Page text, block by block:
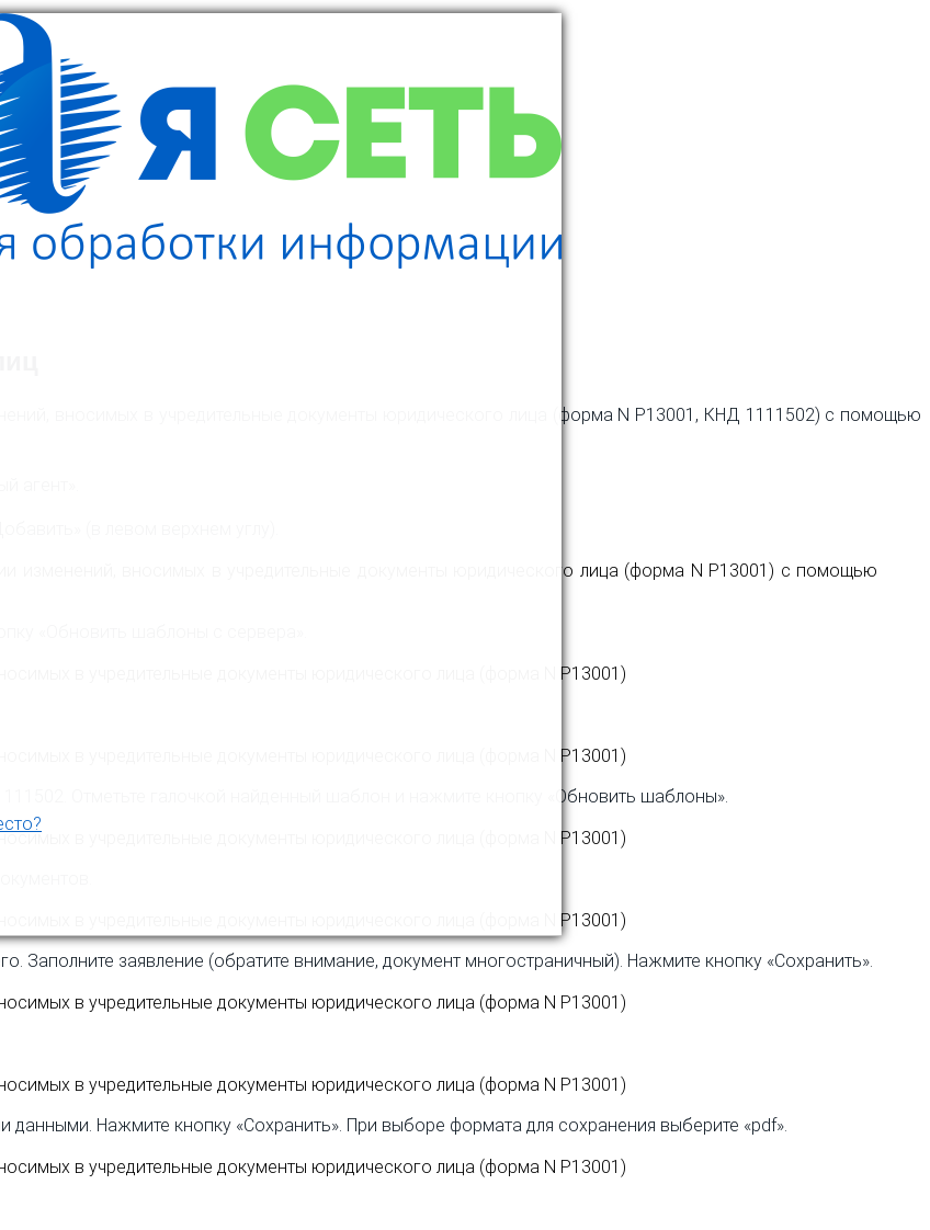
вносимых в учредительные документы юридического лица (форма N Р13001, КНД 1111502) с помощью
агент».
(в левом верхнем углу).
«Обновить шаблоны с сервера».
Отметьте галочкой найденный шаблон и нажмите кнопку «Обновить шаблоны».
Заполните заявление (обратите внимание, документ многостраничный). Нажмите кнопку «Сохранить».
Нажмите кнопку «Сохранить». При выборе формата для сохранения выберите «pdf».